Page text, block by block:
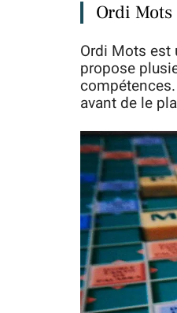
Ordi Mots
Ordi Mots est
propose
avant de le